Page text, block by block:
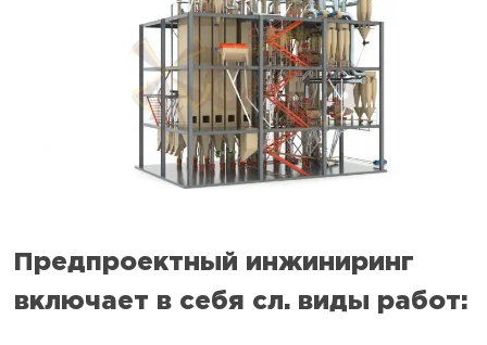
Предпроектный инжиниринг
включает в себя сл. виды работ: